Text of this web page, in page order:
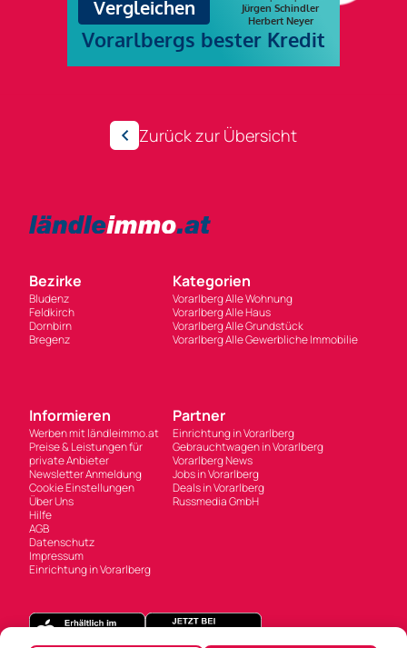
Zurück zur Übersicht
Bezirke
Bludenz
Feldkirch
Dornbirn
Bregenz
Kategorien
Vorarlberg Alle Wohnung
Vorarlberg Alle Haus
Vorarlberg Alle Grundstück
Vorarlberg Alle Gewerbliche Immobilie
Informieren
Werben mit ländleimmo.at
Preise & Leistungen für
private Anbieter
Newsletter Anmeldung
Cookie Einstellungen
Über Uns
Hilfe
AGB
Datenschutz
Impressum
Einrichtung in Vorarlberg
Partner
Einrichtung in Vorarlberg
Gebrauchtwagen in Vorarlberg
Vorarlberg News
Jobs in Vorarlberg
Deals in Vorarlberg
Russmedia GmbH